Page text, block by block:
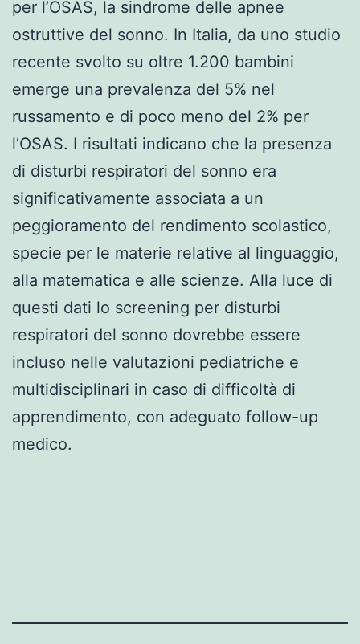
per l’OSAS, la sindrome delle apnee
ostruttive del sonno. In Italia, da uno studio
recente svolto su oltre 1.200 bambini
emerge una prevalenza del 5% nel
russamento e di poco meno del 2% per
l’OSAS. I risultati indicano che la presenza
di disturbi respiratori del sonno era
significativamente associata a un
peggioramento del rendimento scolastico,
specie per le materie relative al linguaggio,
alla matematica e alle scienze. Alla luce di
questi dati lo screening per disturbi
respiratori del sonno dovrebbe essere
incluso nelle valutazioni pediatriche e
multidisciplinari in caso di difficoltà di
apprendimento, con adeguato follow-up
medico.